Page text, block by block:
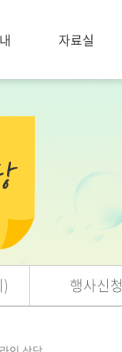
자료실
행사신청